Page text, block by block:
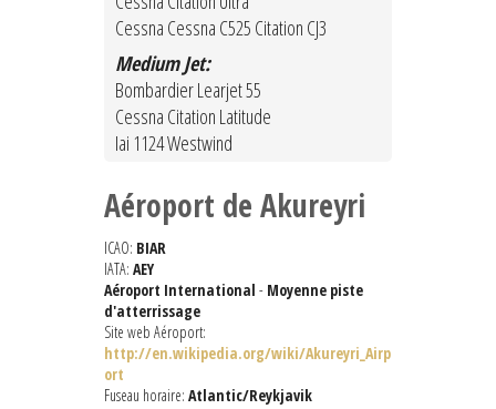
Cessna Cessna C525 Citation CJ3
Medium Jet:
Bombardier Learjet 55
Cessna Citation Latitude
Iai 1124 Westwind
Aéroport de Akureyri
ICAO: BIAR
IATA: AEY
Aéroport International - Moyenne piste
d'atterrissage
Site web Aéroport:
http://en.wikipedia.org/wiki/Akureyri_Airp
ort
Fuseau horaire: Atlantic/Reykjavik